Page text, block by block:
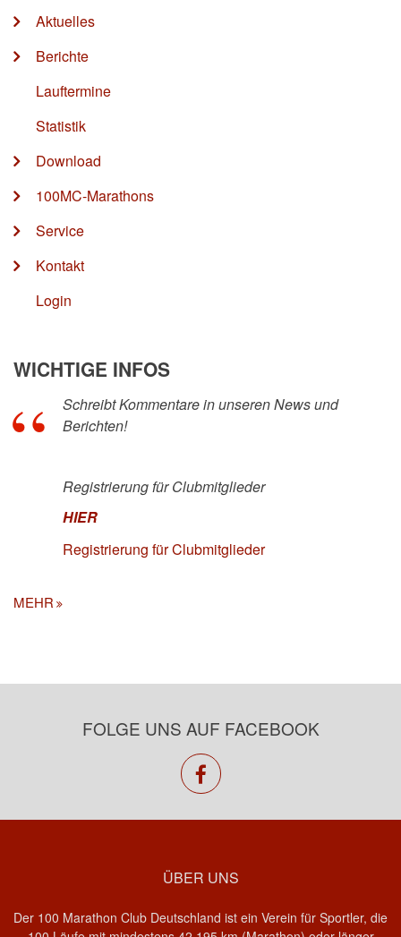
Aktuelles
Berichte
Lauftermine
Statistik
Download
100MC-Marathons
Service
Kontakt
Login
WICHTIGE INFOS
Schreibt Kommentare in unseren News und
Berichten!
Registrierung für Clubmitglieder
HIER
Registrierung für Clubmitglieder
MEHR
FOLGE UNS AUF FACEBOOK
facebook
ÜBER UNS
Der 100 Marathon Club Deutschland ist ein Verein für Sportler, die